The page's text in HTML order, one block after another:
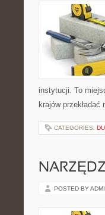
instytucji. To
krajów
CATEGORIES:
POSTED BY